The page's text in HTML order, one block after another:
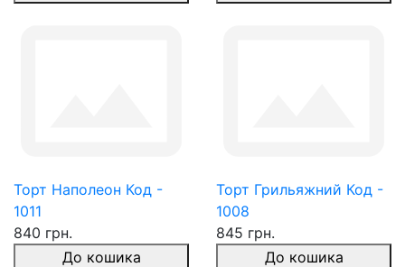
Торт Наполеон Код -
1011
840 грн.
До кошика
Торт Грильяжний Код -
1008
845 грн.
До кошика